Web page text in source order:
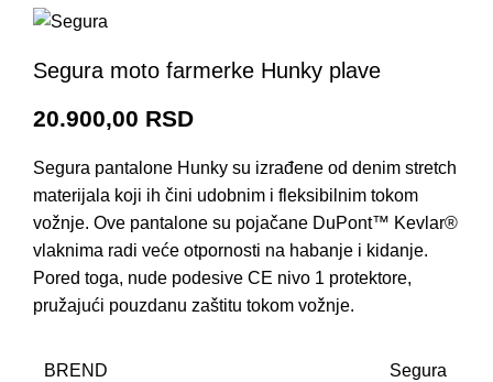
Segura moto farmerke Hunky plave
20.900,00 RSD
Segura pantalone Hunky su izrađene od denim stretch
materijala koji ih čini udobnim i fleksibilnim tokom
vožnje. Ove pantalone su pojačane DuPont™ Kevlar®
vlaknima radi veće otpornosti na habanje i kidanje.
Pored toga, nude podesive CE nivo 1 protektore,
pružajući pouzdanu zaštitu tokom vožnje.
BREND Segura